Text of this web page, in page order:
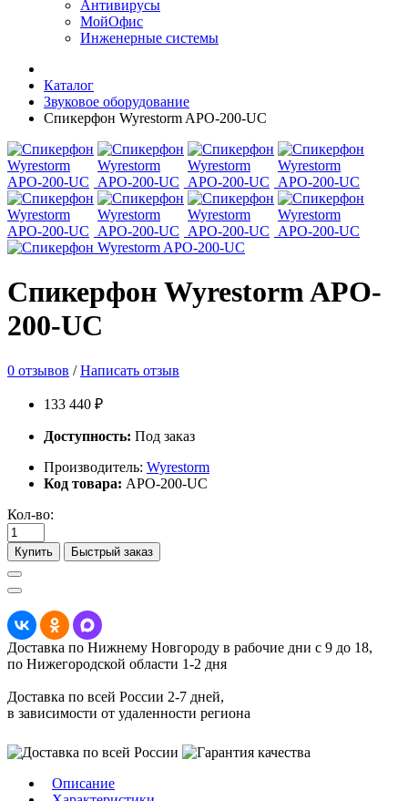
Антивирусы
МойОфис
Инженерные системы
Каталог
Звуковое оборудование
Спикерфон Wyrestorm APO-200-UC
Спикерфон Wyrestorm APO-
200-UC
0 отзывов /Написать отзыв
133 440 ₽
Доступность: Под заказ
Производитель: Wyrestorm
Код товара: APO-200-UC
Кол-во:
Купить Быстрый заказ
Доставка по Нижнему Новгороду в рабочие дни с 9 до 18,
по Нижегородской области 1-2 дня
Доставка по всей России 2-7 дней,
в зависимости от удаленности региона
Описание